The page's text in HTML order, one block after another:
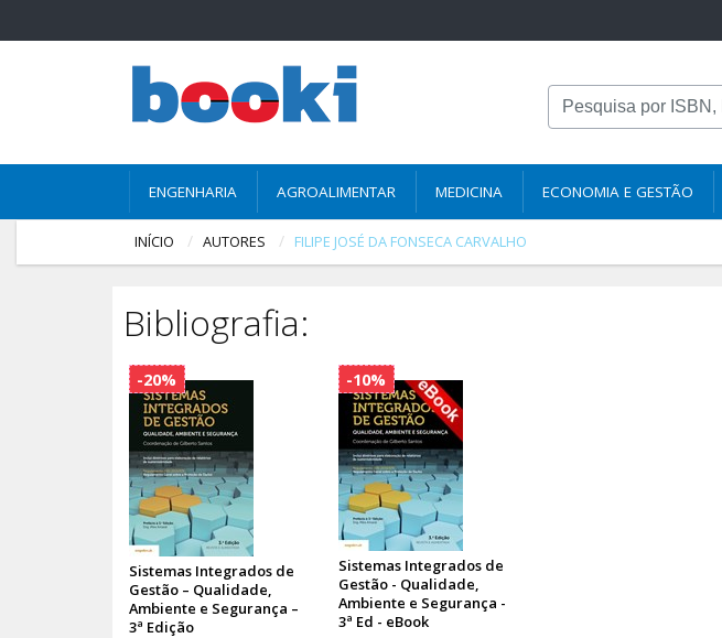
ENGENHARIA AGROALIMENTAR MEDICINA ECONOMIA E GESTÃO
INÍCIO AUTORES FILIPE JOSÉ DA FONSECA CARVALHO
Bibliografia:
Sistemas Integrados de
Gestão – Qualidade,
Ambiente e Segurança –
3ª Edição
-20%
Sistemas Integrados de
Gestão - Qualidade,
Ambiente e Segurança -
3ª Ed - eBook
-10%